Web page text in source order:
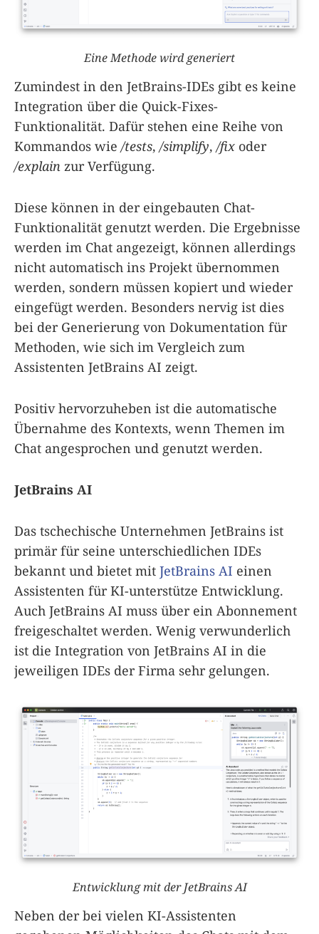
Eine Methode wird generiert
Zumindest in den JetBrains-IDEs gibt es keine
Integration über die Quick-Fixes-
Funktionalität. Dafür stehen eine Reihe von
Kommandos wie /tests, /simplify, /fix oder
/explain zur Verfügung.
Diese können in der eingebauten Chat-
Funktionalität genutzt werden. Die Ergebnisse
werden im Chat angezeigt, können allerdings
nicht automatisch ins Projekt übernommen
werden, sondern müssen kopiert und wieder
eingefügt werden. Besonders nervig ist dies
bei der Generierung von Dokumentation für
Methoden, wie sich im Vergleich zum
Assistenten JetBrains AI zeigt.
Positiv hervorzuheben ist die automatische
Übernahme des Kontexts, wenn Themen im
Chat angesprochen und genutzt werden.
JetBrains AI
Das tschechische Unternehmen JetBrains ist
primär für seine unterschiedlichen IDEs
bekannt und bietet mit JetBrains AI einen
Assistenten für KI-unterstütze Entwicklung.
Auch JetBrains AI muss über ein Abonnement
freigeschaltet werden. Wenig verwunderlich
ist die Integration von JetBrains AI in die
jeweiligen IDEs der Firma sehr gelungen.
Entwicklung mit der JetBrains AI
Neben der bei vielen KI-Assistenten